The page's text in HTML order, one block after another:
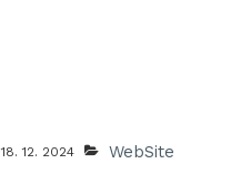
18. 12. 2024 WebSite